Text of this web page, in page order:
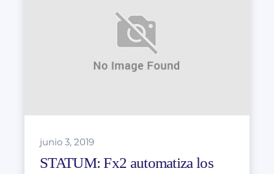
junio 3, 2019
STATUM: Fx2 automatiza los